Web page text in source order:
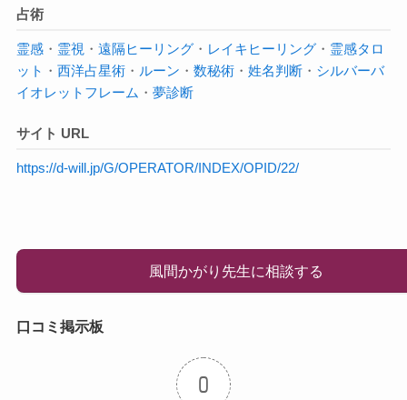
占術
霊感・ 霊視 ・ 遠隔ヒーリング・ レイキヒーリング・ 霊感タロ
ット ・ 西洋占星術・ ルーン ・ 数秘術・ 姓名判断・ シルバーバ
イオレットフレーム ・ 夢診断
サイト URL
https://d-will.jp/G/OPERATOR/INDEX/OPID/22/
風間かがり先生に相談する
口コミ掲示板
0